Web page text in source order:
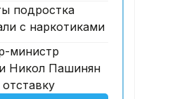
подростка
с наркотиками
министр
Никол Пашинян